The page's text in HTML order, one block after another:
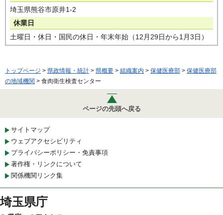
埼玉県熊谷市原井1-2
休業日
土曜日・休日・国民の休日・年末年始（12月29日から1月3日）
トップページ > 県政情報・統計 > 県概要 > 組織案内 > 保健医療部 > 保健医療部
の地域機関 > 食肉衛生検査センター
ページの先頭へ戻る
サイトマップ
ウェブアクセシビリティ
プライバシーポリシー・免責事項
著作権・リンクについて
関係機関リンク集
埼玉県庁